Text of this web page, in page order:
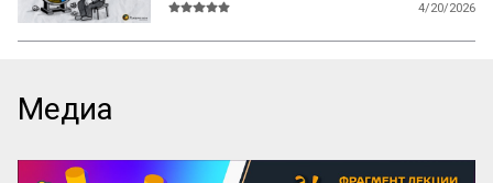
4/20/2026
название! А ведь именно название, а
вовсе не содержание, приносит книге
Медиа